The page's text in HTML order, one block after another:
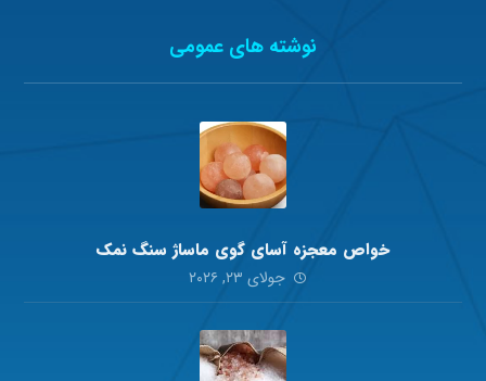
نوشته های عمومی
خواص معجزه آسای گوی ماساژ سنگ نمک
جولای ۲۳, ۲۰۲۶